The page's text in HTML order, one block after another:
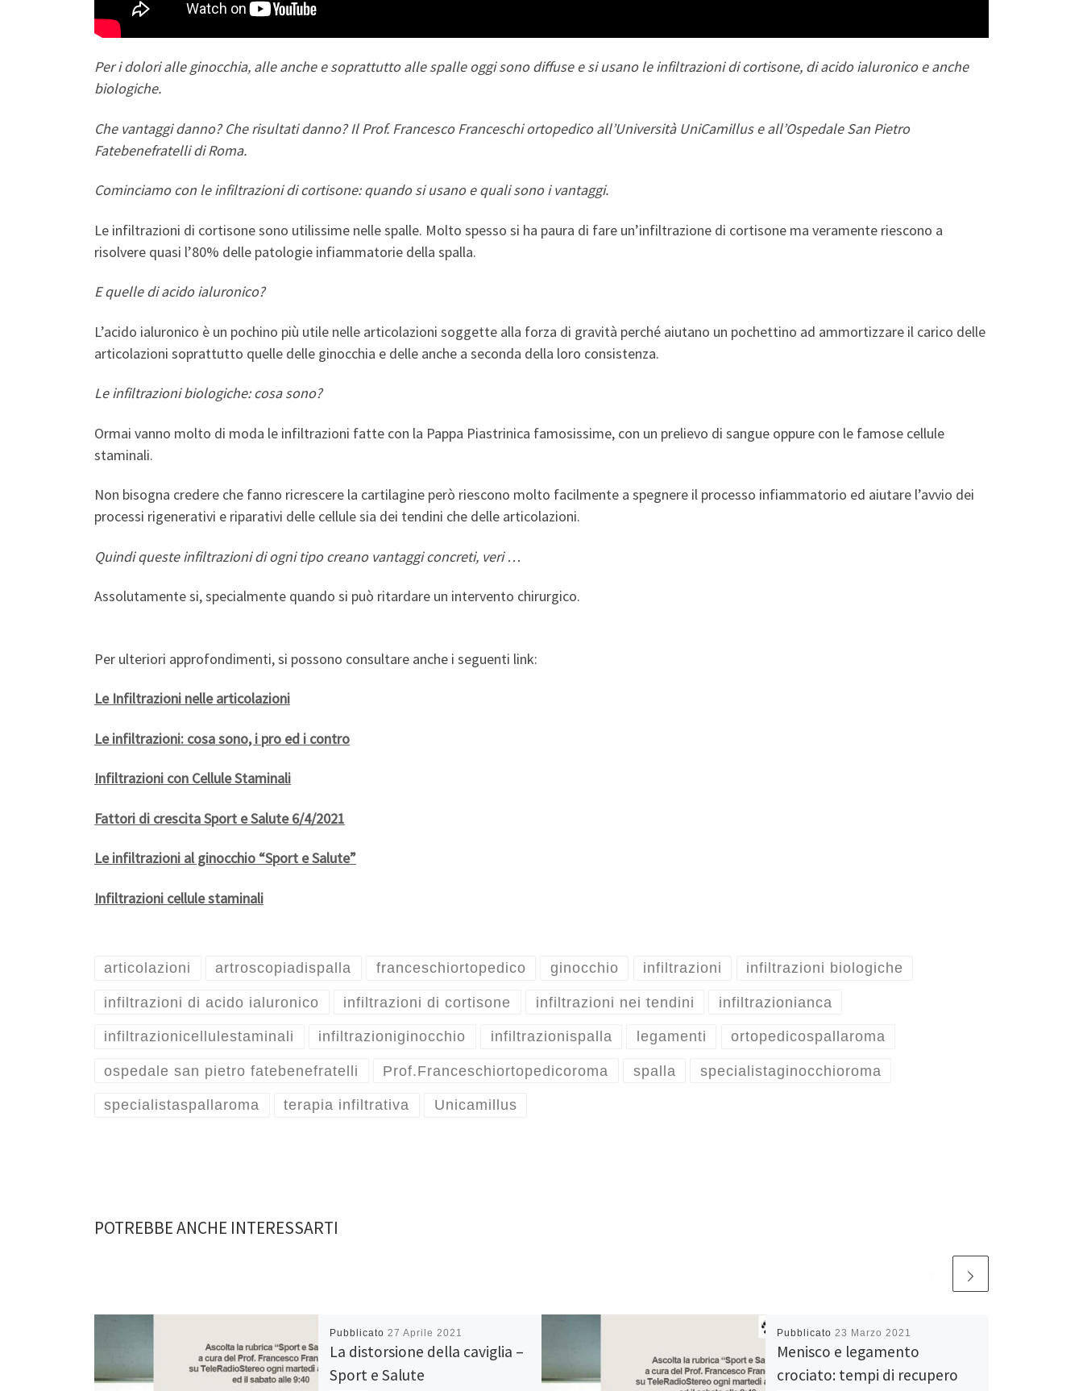
Per i dolori alle ginocchia, alle anche e soprattutto alle spalle oggi sono diffuse e si usano le infiltrazioni di cortisone, di acido ialuronico e anche
biologiche.
Che vantaggi danno? Che risultati danno? Il Prof. Francesco Franceschi ortopedico all’Università UniCamillus e all’Ospedale San Pietro
Fatebenefratelli di Roma.
Cominciamo con le infiltrazioni di cortisone: quando si usano e quali sono i vantaggi.
Le infiltrazioni di cortisone sono utilissime nelle spalle. Molto spesso si ha paura di fare un’infiltrazione di cortisone ma veramente riescono a
risolvere quasi l’80% delle patologie infiammatorie della spalla.
E quelle di acido ialuronico?
L’acido ialuronico è un pochino più utile nelle articolazioni soggette alla forza di gravità perché aiutano un pochettino ad ammortizzare il carico delle
articolazioni soprattutto quelle delle ginocchia e delle anche a seconda della loro consistenza.
Le infiltrazioni biologiche: cosa sono?
Ormai vanno molto di moda le infiltrazioni fatte con la Pappa Piastrinica famosissime, con un prelievo di sangue oppure con le famose cellule
staminali.
Non bisogna credere che fanno ricrescere la cartilagine però riescono molto facilmente a spegnere il processo infiammatorio ed aiutare l’avvio dei
processi rigenerativi e riparativi delle cellule sia dei tendini che delle articolazioni.
Quindi queste infiltrazioni di ogni tipo creano vantaggi concreti, veri …
Assolutamente si, specialmente quando si può ritardare un intervento chirurgico.
Per ulteriori approfondimenti, si possono consultare anche i seguenti link:
Le Infiltrazioni nelle articolazioni
Le infiltrazioni: cosa sono, i pro ed i contro
Infiltrazioni con Cellule Staminali
Fattori di crescita Sport e Salute 6/4/2021
Le infiltrazioni al ginocchio “Sport e Salute”
Infiltrazioni cellule staminali
articolazioni artroscopiadispalla franceschiortopedico ginocchio infiltrazioni infiltrazioni biologiche
infiltrazioni di acido ialuronico infiltrazioni di cortisone infiltrazioni nei tendini infiltrazionianca
infiltrazionicellulestaminali infiltrazioniginocchio infiltrazionispalla legamenti ortopedicospallaroma
ospedale san pietro fatebenefratelli Prof.Franceschiortopedicoroma spalla specialistaginocchioroma
specialistaspallaroma terapia infiltrativa Unicamillus
POTREBBE ANCHE INTERESSARTI
Pubblicato 27 Aprile 2021
La distorsione della caviglia –
Sport e Salute
Pubblicato 23 Marzo 2021
Menisco e legamento
crociato: tempi di recupero